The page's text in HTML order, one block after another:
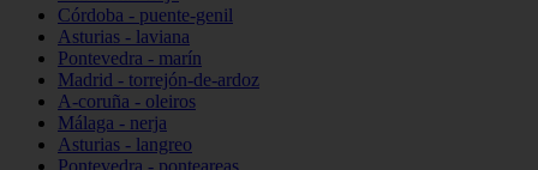
Córdoba - puente-genil
Asturias - laviana
Pontevedra - marín
Madrid - torrejón-de-ardoz
A-coruña - oleiros
Málaga - nerja
Asturias - langreo
Pontevedra - ponteareas